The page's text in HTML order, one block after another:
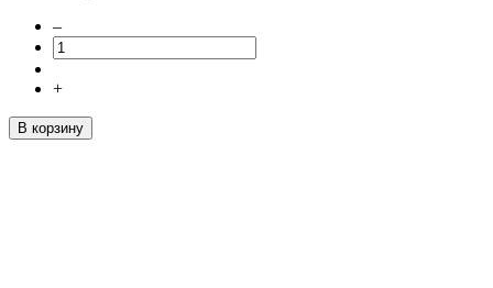
–
+
В корзину